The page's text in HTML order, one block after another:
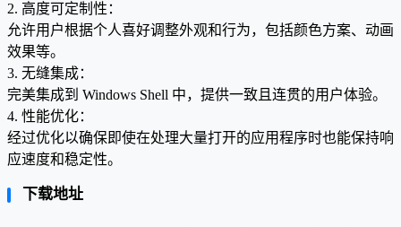
2. 高度可定制性：
允许用户根据个人喜好调整外观和行为，包括颜色方案、动画
效果等。
3. 无缝集成：
完美集成到 Windows Shell 中，提供一致且连贯的用户体验。
4. 性能优化：
经过优化以确保即使在处理大量打开的应用程序时也能保持响
应速度和稳定性。
下载地址